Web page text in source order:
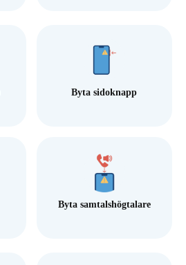
Byta sidoknapp
Byta samtalshögtalare